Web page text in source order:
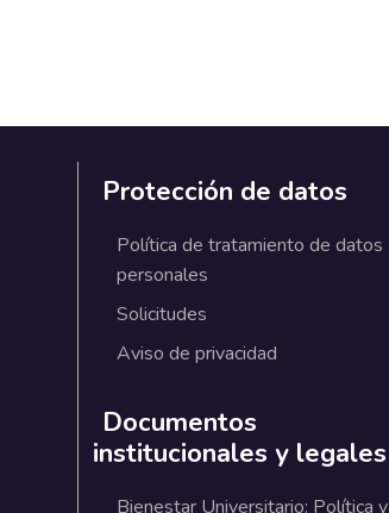
Protección de datos
Política de tratamiento de datos
personales
Solicitudes
Aviso de privacidad
Documentos
institucionales y legales
Bienestar Universitario: Política y